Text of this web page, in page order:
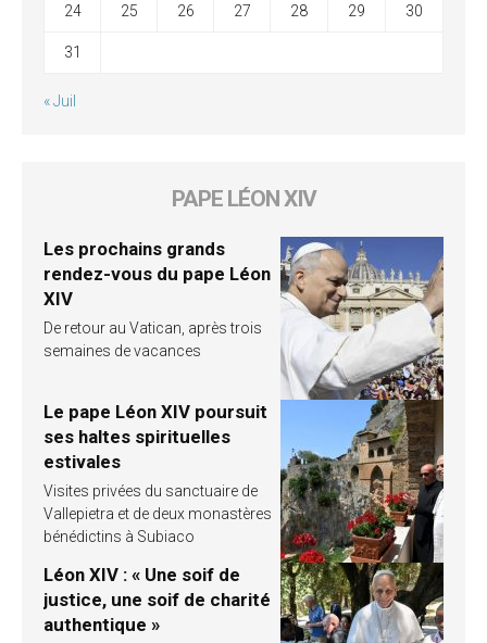
24 25 26 27 28 29 30
31
« Juil
PAPE LÉON XIV
Les prochains grands
rendez-vous du pape Léon
XIV
De retour au Vatican, après trois
semaines de vacances
Le pape Léon XIV poursuit
ses haltes spirituelles
estivales
Visites privées du sanctuaire de
Vallepietra et de deux monastères
bénédictins à Subiaco
Léon XIV : « Une soif de
justice, une soif de charité
authentique »